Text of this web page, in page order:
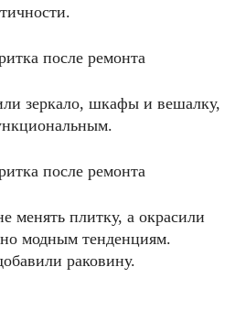
зеркало, шкафы и вешалку,
плитку, а окрасили
модным тенденциям.
раковину.